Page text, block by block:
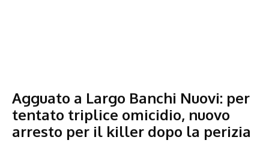
Agguato a Largo Banchi Nuovi: per
tentato triplice omicidio, nuovo
arresto per il killer dopo la perizia